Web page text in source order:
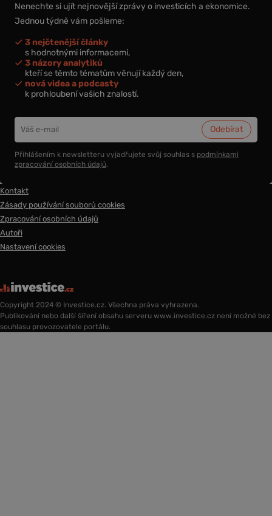
Nenechte si ujít nejnovější zprávy o investicích a ekonomice.
Jednou týdně vám pošleme:
3 nejčtenější články
s hodnotnými informacemi,
3 názory analytiků
kteří se těmto tématům věnují každý den,
nová videa a podcasty
k prohloubení vašich znalostí.
Přihlášením k newsletteru vyjadřujete svůj souhlas s podmínkami
zpracování osobních údajů.
Kontakt
Zásady používání souborů cookies
Zpracování osobních údajů
Autoři
Nastavení cookies
Copyright 2024 © Investice.cz. Všechna práva vyhrazena.
Publikování nebo další šíření obsahu serveru www.investice.cz není možné bez
souhlasu provozovatele portálu.